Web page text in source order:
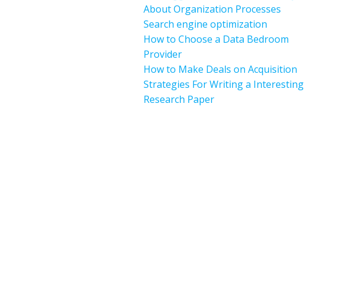
About Organization Processes
Search engine optimization
How to Choose a Data Bedroom
Provider
How to Make Deals on Acquisition
Strategies For Writing a Interesting
Research Paper